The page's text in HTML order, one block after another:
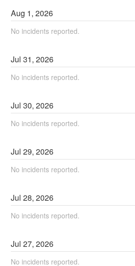
Aug 1,2026
No incidents reported.
Jul31,2026
No incidents reported.
Jul30,2026
No incidents reported.
Jul29,2026
No incidents reported.
Jul28,2026
No incidents reported.
Jul27,2026
No incidents reported.